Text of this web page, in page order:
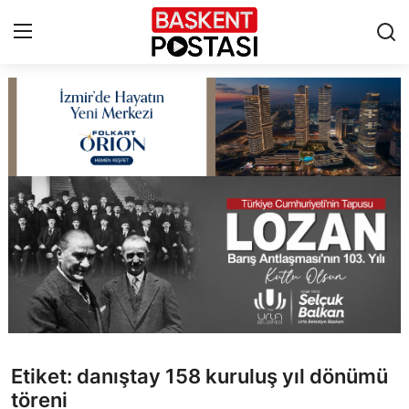
Çerez Politikası
Künye
Ankara
TBMM
Cumhurbaşkanlığı
Etiket: danıştay 158 kuruluş yıl dönümü
töreni